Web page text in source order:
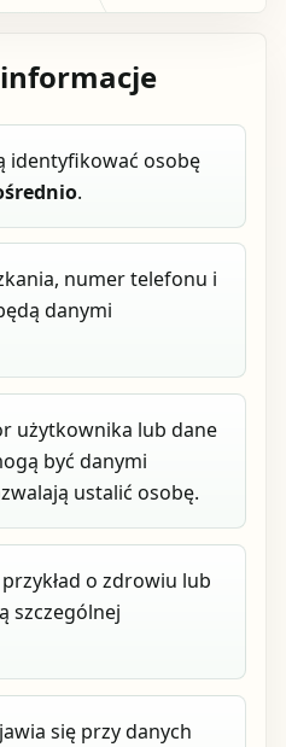
identyfikować osobę
.
numer telefonu i
danymi
użytkownika lub dane
być danymi
ustalić osobę.
o zdrowiu lub
szczególnej
się przy danych